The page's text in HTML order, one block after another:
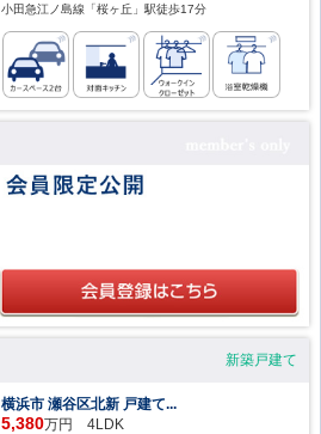
小田急江ノ島線「桜ヶ丘」駅徒歩17分
新築戸建て
横浜市 瀬谷区北新 戸建て...
5,380万円 4LDK